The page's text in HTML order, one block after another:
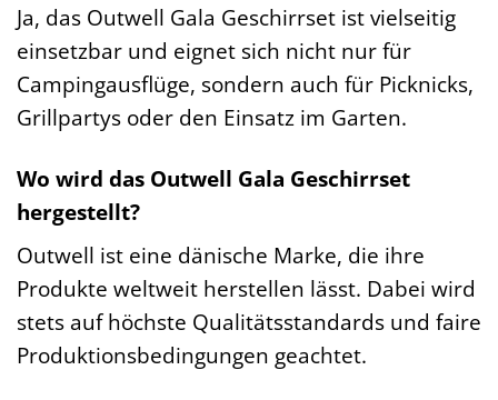
Ja, das Outwell Gala Geschirrset ist vielseitig
einsetzbar und eignet sich nicht nur für
Campingausflüge, sondern auch für Picknicks,
Grillpartys oder den Einsatz im Garten.
Wo wird das Outwell Gala Geschirrset
hergestellt?
Outwell ist eine dänische Marke, die ihre
Produkte weltweit herstellen lässt. Dabei wird
stets auf höchste Qualitätsstandards und faire
Produktionsbedingungen geachtet.